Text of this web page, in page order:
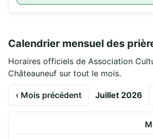
Calendrier mensuel des
Horaires officiels de Association
Châteauneuf sur tout le mois.
‹ Mois précédent Juillet 2026